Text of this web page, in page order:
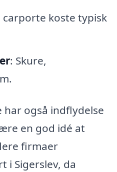
carporte koste typisk
: Skure,
også indflydelse
en god idé at
firmaer
i Sigerslev, da